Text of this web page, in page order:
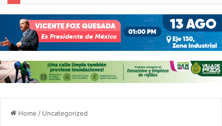
Home / Uncategorized